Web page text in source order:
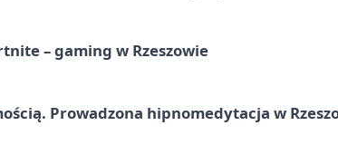
– gaming w Rzeszowie
Prowadzona hipnomedytacja w